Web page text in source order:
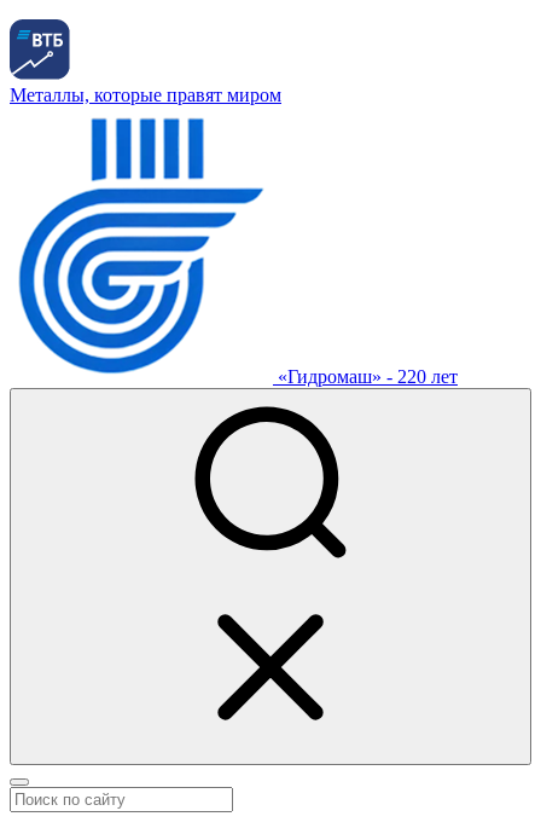
Металлы, которые правят миром
«Гидромаш» - 220 лет